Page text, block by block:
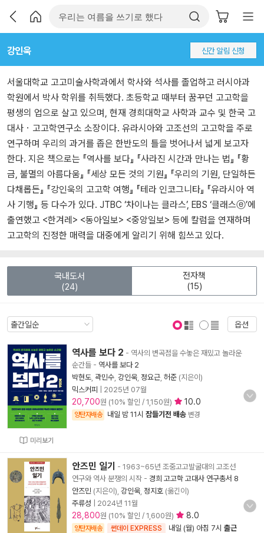
강인욱 신간 알림 신청
서울대학교 고고미술사학과에서 학사와 석사를 졸업하고 러시아과
학원에서 박사 학위를 취득했다. 초등학교 때부터 꿈꾸던 고고학을
평생의 업으로 살고 있으며, 현재 경희대학교 사학과 교수 및 한국 고
대사・고고학연구소 소장이다. 유라시아와 고조선의 고고학을 주로
연구하며 우리의 과거를 좁은 한반도의 틀을 벗어나서 넓게 보고자
한다. 지은 책으로는 『역사를 보다』 『사라진 시간과 만나는 법』 『황
금, 불멸의 아름다움』 『세상 모든 것의 기원』 『우리의 기원, 단일하든
다채롭든』 『강인욱의 고고학 여행』 『테라 인코그니타』 『유라시아 역
사 기행』 등 다수가 있다. JTBC ‘차이나는 클라스’, EBS ‘클래스ⓔ’에
출연했고 <한겨레> <동아일보> <중앙일보> 등에 칼럼을 연재하며
고고학의 진정한 매력을 대중에게 알리기 위해 힘쓰고 있다.
국내도서
(24)
전자책
(15)
옵션
미리보기
역사를 보다 2 - 역사의 변곡점을 수놓은 재밌고 놀라운
순간들 - 역사를 보다 2
박현도 곽민수 강인욱 정요근 허준 (지은이)
믹스커피
2025년 07월
20,700원 (10% 할인 / 1,150원) 10.0
양탄자배송 내일 밤 11시 잠들기전 배송 변경
안즈민 일기
- 1963~65년 조중고고발굴대의 고조선
연구와 역사 분쟁의 시작 - 경희 고고학 고대사 연구총서 8
안즈민 (지은이), 강인욱 정지호 (옮긴이)
주류성
2024년 11월
28,800원 (10% 할인 / 1,600원) 8.0
양탄자배송 썬데이 EXPRESS 내일 (월) 아침 7시 출근